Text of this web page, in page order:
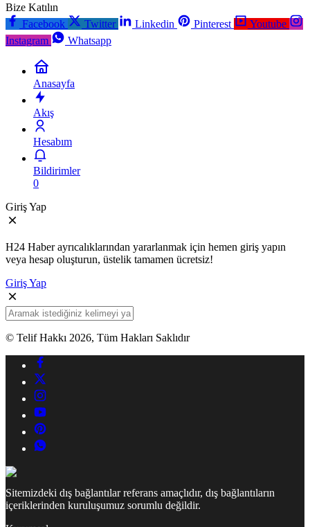
Bize Katılın
Facebook
Twitter Linkedin Pinterest
Youtube
Instagram
Whatsapp
Anasayfa
Akış
Hesabım
Bildirimler
0
Giriş Yap
H24 Haber ayrıcalıklarından yararlanmak için hemen giriş yapın
veya hesap oluşturun, üstelik tamamen ücretsiz!
Giriş Yap
© Telif Hakkı 2026, Tüm Hakları Saklıdır
Sitemizdeki dış bağlantılar referans amaçlıdır, dış bağlantıların
içeriklerinden kuruluşumuz sorumlu değildir.